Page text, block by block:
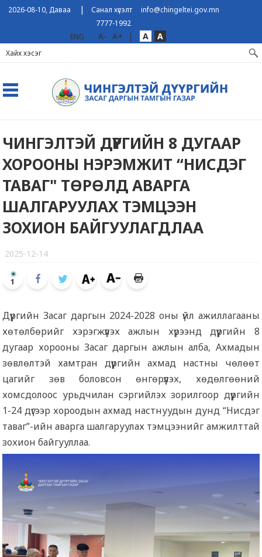
2026-08-10, Даваа | Санал хүсэлт
info@chingeltei.gov.mn
7777-1992
ENG
A- A+ | A A
ЧИНГЭЛТЭЙ ДҮҮРГИЙН 8 ДУГААР
ХОРООНЫ НЭРЭМЖИТ “НИСДЭГ
ТАВАГ" ТӨРӨЛД АВАРГА
ШАЛГАРУУЛАХ ТЭМЦЭЭН
ЗОХИОН БАЙГУУЛАГДЛАА
2025-12-14
1
Дүүргийн Засаг даргын 2024-2028 оны үйл ажиллагааны
хөтөлбөрийг хэрэгжүүлэх ажлын хүрээнд дүүргийн 8
дугаар хорооны Засаг даргын ажлын алба, Ахмадын
зөвлөлтэй хамтран дүүргийн ахмад настны чөлөөт
цагийг зөв боловсон өнгөрүүлэх, хөдөлгөөний
хомсдолоос урьдчилан сэргийлэх зорилгоор дүүргийн
1-24 дүгээр хороодын ахмад настнуудын дунд “Нисдэг
таваг”-ийн аварга шалгаруулах тэмцээнийг амжилттай
зохион байгууллаа.